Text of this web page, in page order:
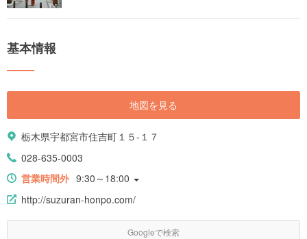
基本情報
地図を見る
栃木県宇都宮市住吉町１５-１７
028-635-0003
営業時間外 9:30～18:00
http://suzuran-honpo.com/
Googleで検索